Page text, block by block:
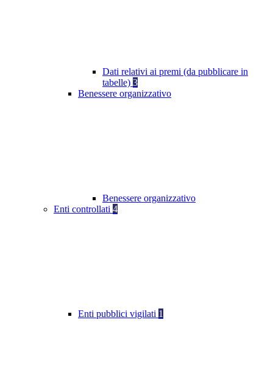
Dati relativi ai premi (da pubblicare in
tabelle) 3
Benessere organizzativo
Benessere organizzativo
Enti controllati 4
Enti pubblici vigilati 1